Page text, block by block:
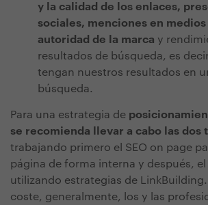
y la calidad de los enlaces,
sociales, menciones en
autoridad de la marca y
resultados de búsqueda, es
tengan nuestros resultados en
búsqueda.
Para una estrategia de
se recomienda llevar a cabo las dos
trabajando primero el SEO on page
página de forma interna y después, el
utilizando estrategias de LinkBuilding.
coste, generalmente, los y las